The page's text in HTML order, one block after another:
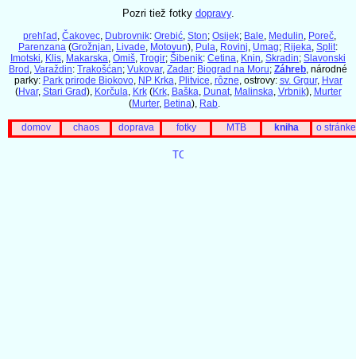
Pozri tiež fotky dopravy.
prehľad , Čakovec, Dubrovnik: Orebić, Ston; Osijek; Bale, Medulin, Poreč,
Parenzana (Grožnjan, Livade, Motovun), Pula, Rovinj, Umag; Rijeka, Split:
Imotski, Klis, Makarska, Omiš, Trogir; Šibenik: Cetina, Knin, Skradin; Slavonski
Brod , Varaždin: Trakošćan; Vukovar, Zadar: Biograd na Moru; Záhreb, národné
parky: Park prirode Biokovo, NP Krka, Plitvice, rôzne, ostrovy: sv. Grgur, Hvar
(Hvar, Stari Grad), Korčula, Krk(Krk, Baška, Dunat, Malinska, Vrbnik), Murter
(Murter, Betina), Rab.
domov chaos doprava fotky MTB kniha o stránke